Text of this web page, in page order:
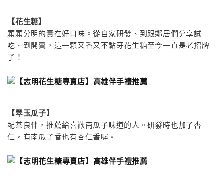
【花生糖】
顆顆分明的實在好口味。從自家研發、到跟鄰居們分享試
吃、到開賣，這一顆又香又不黏牙花生糖至今一直是老招牌
了！
【翠玉瓜子】
配茶良伴，推薦給喜歡南瓜子味道的人。研發時也加了杏
仁，有南瓜子香也有杏仁香喔。